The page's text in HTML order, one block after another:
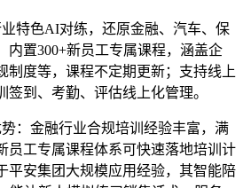
业特色AI对练，还原金融、汽车、保
内置300+新员工专属课程，涵盖企
制度等，课程不定期更新；支持线上
到、考勤、评估线上化管理。
势：金融行业合规培训经验丰富，满
员工专属课程体系可快速落地培训计
平安集团大规模应用经验，其智能陪